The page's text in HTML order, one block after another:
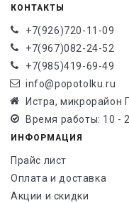
КОНТАКТЫ
+7(926)720-11-09
+7(967)082-24-52
+7(985)419-69-49
info@popotolku.ru
Истра, микрорайон
Время работы: 10 -
ИНФОРМАЦИЯ
Прайс лист
Оплата и доставка
Акции и скидки